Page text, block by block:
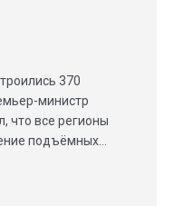
370
министр
что все регионы
подъёмных…